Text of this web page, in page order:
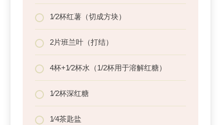
1⁄2杯红薯（切成方块）
2片班兰叶（打结）
4杯+1⁄2杯水（1/2杯用于溶解红糖）
1⁄2杯深红糖
1⁄4茶匙盐